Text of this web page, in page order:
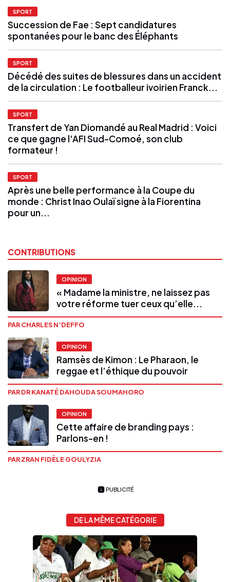
SPORT
Succession de Fae : Sept candidatures
spontanées pour le banc des Éléphants
SPORT
Décédé des suites de blessures dans un accident
de la circulation : Le footballeur ivoirien Franck...
SPORT
Transfert de Yan Diomandé au Real Madrid : Voici
ce que gagne l'AFI Sud-Comoé, son club
formateur !
SPORT
Après une belle performance à la Coupe du
monde : Christ Inao Oulaï signe à la Fiorentina
pour un...
CONTRIBUTIONS
OPINION
« Madame la ministre, ne laissez pas
votre réforme tuer ceux qu’elle...
PAR CHARLES N’DEFFO
OPINION
Ramsès de Kimon : Le Pharaon, le
reggae et l’éthique du pouvoir
PAR DR KANATÉ DAHOUDA SOUMAHORO
OPINION
Cette affaire de branding pays :
Parlons-en !
PAR ZRAN FIDÈLE GOULYZIA
PUBLICITÉ
DE LA MÊME CATÉGORIE